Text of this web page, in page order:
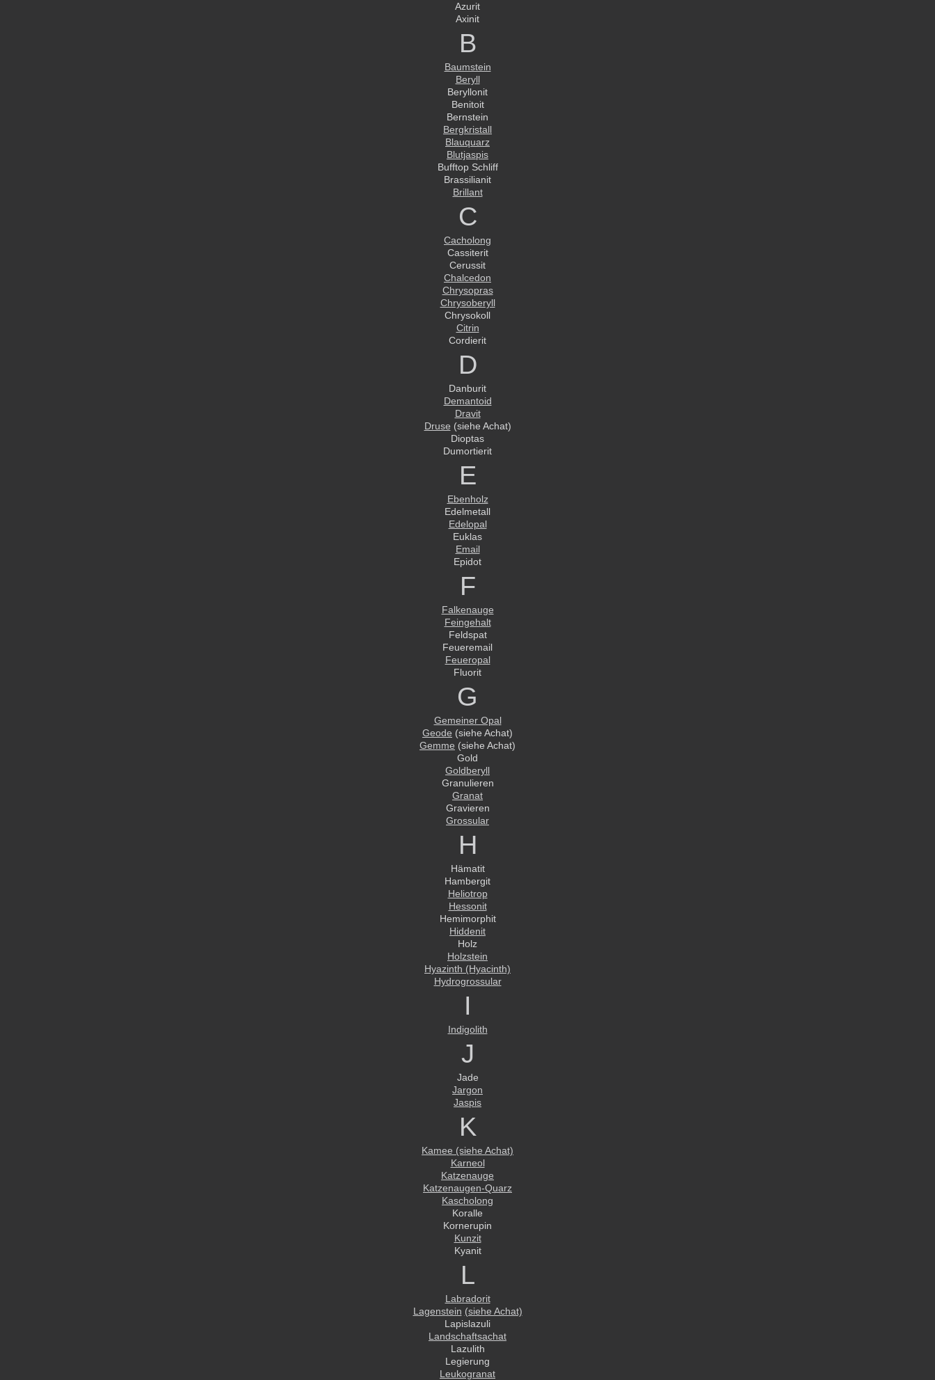
Azurit
Axinit
B
Baumstein
Beryll
Beryllonit
Benitoit
Bernstein
Bergkristall
Blauquarz
Blutjaspis
Bufftop Schliff
Brassilianit
Brillant
C
Cacholong
Cassiterit
Cerussit
Chalcedon
Chrysopras
Chrysoberyll
Chrysokoll
Citrin
Cordierit
D
Danburit
Demantoid
Dravit
Druse (siehe Achat)
Dioptas
Dumortierit
E
Ebenholz
Edelmetall
Edelopal
Euklas
Email
Epidot
F
Falkenauge
Feingehalt
Feldspat
Feueremail
Feueropal
Fluorit
G
Gemeiner Opal
Geode (siehe Achat)
Gemme (siehe Achat)
Gold
Goldberyll
Granulieren
Granat
Gravieren
Grossular
H
Hämatit
Hambergit
Heliotrop
Hessonit
Hemimorphit
Hiddenit
Holz
Holzstein
Hyazinth (Hyacinth)
Hydrogrossular
I
Indigolith
J
Jade
Jargon
Jaspis
K
Kamee (siehe Achat)
Karneol
Katzenauge
Katzenaugen-Quarz
Kascholong
Koralle
Kornerupin
Kunzit
Kyanit
L
Labradorit
Lagenstein (siehe Achat)
Lapislazuli
Landschaftsachat
Lazulith
Legierung
Leukogranat